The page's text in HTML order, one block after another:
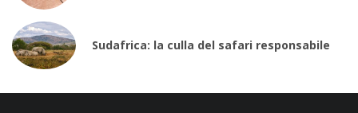
Sudafrica: la culla del safari responsabile